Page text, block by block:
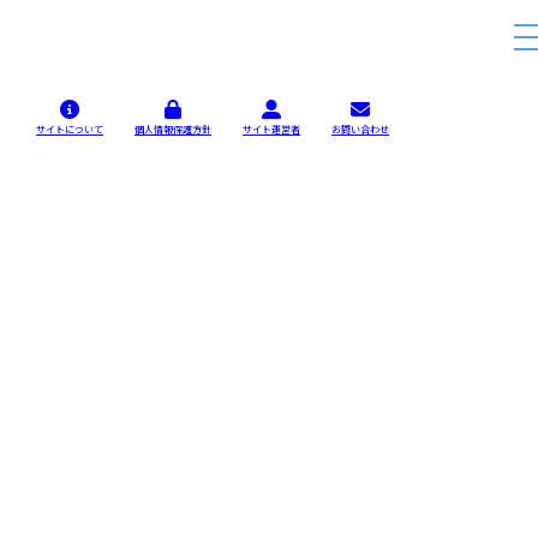
サイトについて 個人情報保護方針 サイト運営者 お問い合わせ